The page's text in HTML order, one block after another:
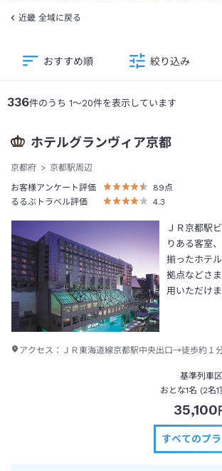
近畿 全域に戻る
336件のうち 1～20件を表示しています
おすすめ順 絞り込み
ホテルグランヴィア京都
京都府
京都駅周辺
お客様アンケート評価
89 点
るるぶトラベル評価
4.3
ＪＲ京都駅
りある客室
揃ったホテ
拠点などさ
用いただけま
アクセス： ＪＲ東海道線京都駅中央出口→徒歩約１
基準列車
おとな1名 (2名1
35,100
すべてのプ